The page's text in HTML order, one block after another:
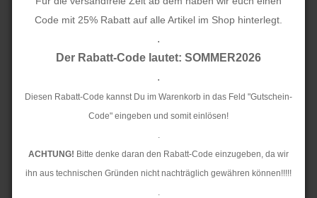
Code mit 25% Rabatt auf alle Artikel im Shop hinterlegt.
.
Der Rabatt-Code lautet: SOMMER2026
.
Diesen Rabatt-Code kannst Du im Warenkorb in das Feld "Gutschein-
Code" eingeben und somit einlösen!
.
ACHTUNG! Bitte denke daran den Rabatt-Code einzugeben, da wir
ihn aus technischen Gründen nicht nachträglich gewähren können!!!!!
.